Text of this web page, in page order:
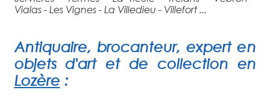
Vialas - Les Vignes - La Villedieu - Villefort ...
Antiquaire, brocanteur, expert en
objets d'art et de collection en
Lozère :